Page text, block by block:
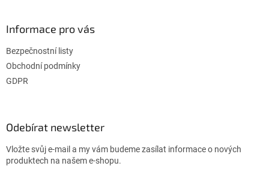
Informace pro vás
Bezpečnostní listy
Obchodní podmínky
GDPR
Odebírat newsletter
Vložte svůj e-mail a my vám budeme zasílat informace o nových
produktech na našem e-shopu.